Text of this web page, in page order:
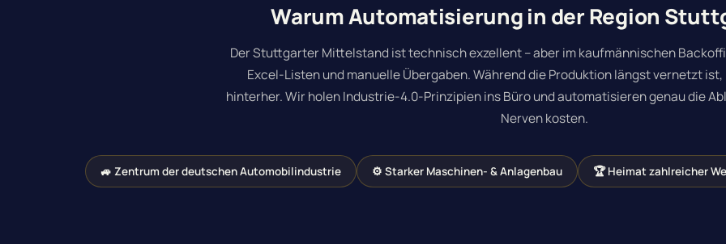
Warum Automatisierung in der Region
Der Stuttgarter Mittelstand ist technisch exzellent – aber im kaufmännischen
Excel-Listen und manuelle Übergaben. Während die Produktion längst vernetzt
hinterher.Wir holen Industrie-4.0-Prinzipien ins Büround automatisieren genau die
Nerven kosten.
🚙 Zentrum der deutschen Automobilindustrie ⚙️ Starker Maschinen- & Anlagenbau 🏆 Heimat zahlreicher